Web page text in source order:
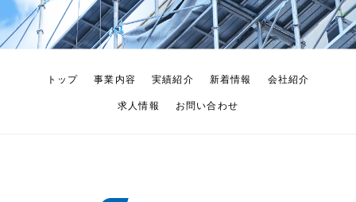
トップ 事業内容 実績紹介 新着情報 会社紹介
求人情報 お問い合わせ